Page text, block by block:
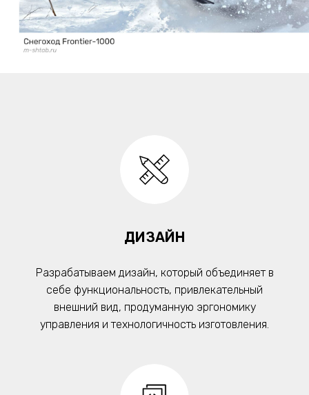
ДИЗАЙН
Разрабатываем дизайн, который объединяет в
себе функциональность, привлекательный
внешний вид, продуманную эргономику
управления и технологичность изготовления.